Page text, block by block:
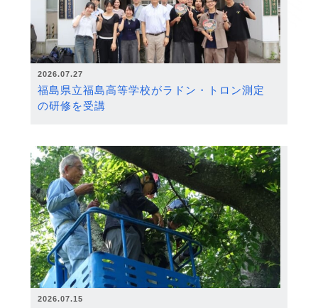
2026.07.27
福島県立福島高等学校がラドン・トロン測定
の研修を受講
2026.07.15